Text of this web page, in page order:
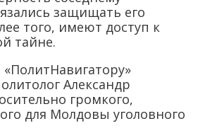
защищать его
того, имеют доступ к
тайне.
Александр
громкого,
для Молдовы уголовного